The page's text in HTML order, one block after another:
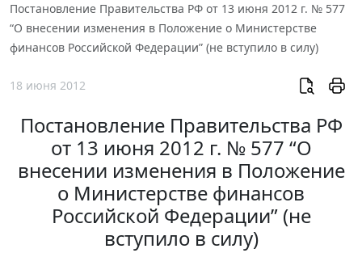
Постановление Правительства РФ от 13 июня 2012 г. № 577
“О внесении изменения в Положение о Министерстве
финансов Российской Федерации” (не вступило в силу)
18 июня 2012
Постановление Правительства РФ
от 13 июня 2012 г. № 577 “О
внесении изменения в Положение
о Министерстве финансов
Российской Федерации” (не
вступило в силу)